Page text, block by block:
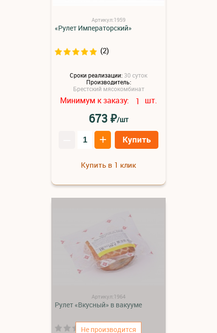
Артикул:1959
«Рулет Императорский»
(2)
Сроки реализации: 30 суток
Производитель:
Брестский мясокомбинат
Минимум к заказу: 1 шт.
673₽/шт
+ Купить
Купить в 1 клик
Не производится
Артикул:1964
Рулет «Вкусный» в вакууме
(0)